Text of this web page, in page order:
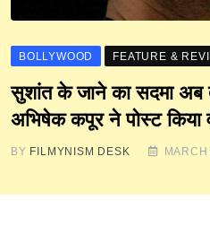
BOLLYWOOD FEATURE &
सुशांत के जाने का सदमा अब
अभिषेक कपूर ने पोस्ट किया
BY FILMYNISM DESK